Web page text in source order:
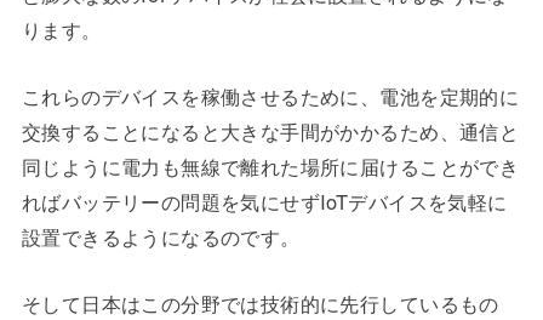
ります。
これらのデバイスを稼働させるために、電池を定期的に
交換することになると大きな手間がかかるため、通信と
同じように電力も無線で離れた場所に届けることができ
ればバッテリーの問題を気にせずIoTデバイスを気軽に
設置できるようになるのです。
そして日本はこの分野では技術的に先行しているもの